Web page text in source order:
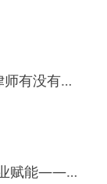
海勤人物志丨唐春林：律师有没有用心，当事人感受得到
海勤动态 | 全球视野 专业赋能——海口分所亮相第十五届财经峰会，斩获律所、律师CFS 双项大奖